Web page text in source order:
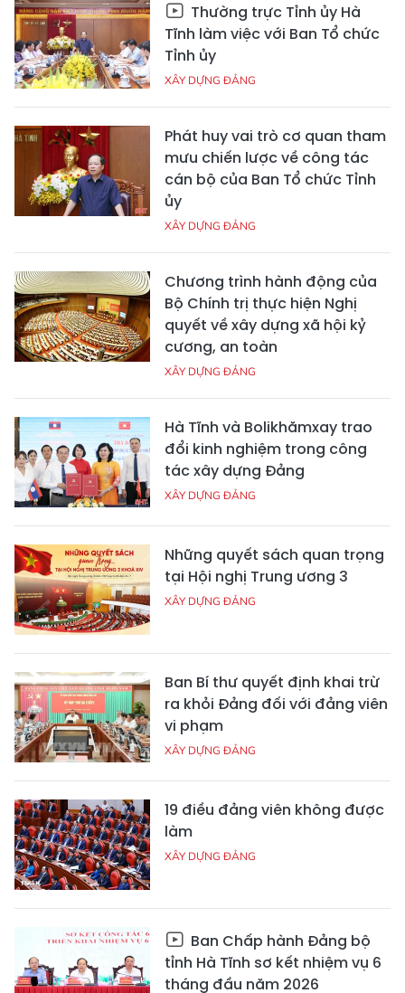
Thường trực Tỉnh ủy Hà
Tĩnh làm việc với Ban Tổ chức
Tỉnh ủy
XÂY DỰNG ĐẢNG
Phát huy vai trò cơ quan tham
mưu chiến lược về công tác
cán bộ của Ban Tổ chức Tỉnh
ủy
XÂY DỰNG ĐẢNG
Chương trình hành động của
Bộ Chính trị thực hiện Nghị
quyết về xây dựng xã hội kỷ
cương, an toàn
XÂY DỰNG ĐẢNG
Hà Tĩnh và Bolikhămxay trao
đổi kinh nghiệm trong công
tác xây dựng Đảng
XÂY DỰNG ĐẢNG
Những quyết sách quan trọng
tại Hội nghị Trung ương 3
XÂY DỰNG ĐẢNG
Ban Bí thư quyết định khai trừ
ra khỏi Đảng đối với đảng viên
vi phạm
XÂY DỰNG ĐẢNG
19 điều đảng viên không được
làm
XÂY DỰNG ĐẢNG
Ban Chấp hành Đảng bộ
tỉnh Hà Tĩnh sơ kết nhiệm vụ 6
tháng đầu năm 2026